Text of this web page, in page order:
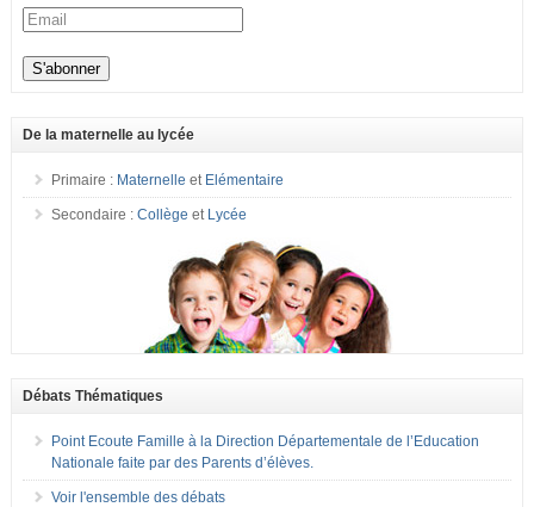
De la maternelle au lycée
Primaire : Maternelle et Elémentaire
Secondaire : Collège et Lycée
Débats Thématiques
Point Ecoute Famille à la Direction Départementale de l’Education
Nationale faite par des Parents d’élèves.
Voir l'ensemble des débats